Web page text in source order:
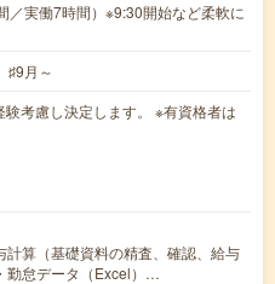
／実働7時間）※9:30開始など柔軟に
月～
考慮し決定します。 ※有資格者は
計算（基礎資料の精査、確認、給与
勤怠データ（Excel）…